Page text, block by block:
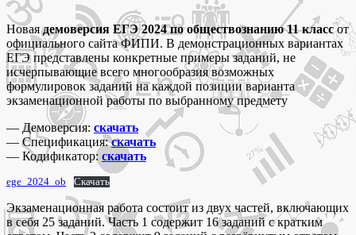
Новаядемоверсия ЕГЭ 2024 по обществознанию 11 классот
официального сайта ФИПИ. В демонстрационных вариантах
ЕГЭ представлены конкретные примеры заданий, не
исчерпывающие всего многообразия возможных
формулировок заданий на каждой позиции варианта
экзаменационной работы по выбранному предмету
— Демоверсия: скачать
— Спецификация:скачать
— Кодификатор: скачать
ege_2024_ob Скачать
Экзаменационная работа состоит из двух частей, включающих
в себя 25 заданий. Часть 1 содержит 16 заданий с кратким